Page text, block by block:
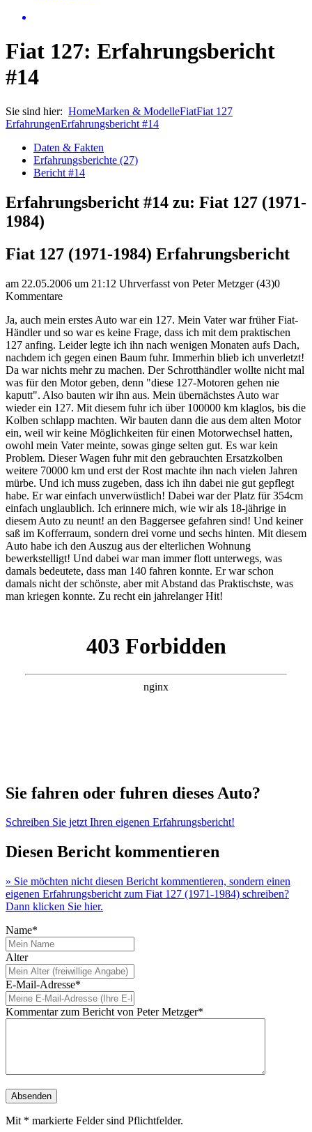
Fiat 127: Erfahrungsbericht
#14
Sie sind hier: HomeMarken & ModelleFiatFiat 127
ErfahrungenErfahrungsbericht #14
Daten & Fakten
Erfahrungsberichte (27)
Bericht #14
Erfahrungsbericht #14 zu: Fiat 127 (1971-
1984)
Fiat 127 (1971-1984) Erfahrungsbericht
am 22.05.2006 um 21:12 Uhrverfasst von Peter Metzger (43)0
Kommentare
Ja, auch mein erstes Auto war ein 127. Mein Vater war früher Fiat-
Händler und so war es keine Frage, dass ich mit dem praktischen
127 anfing. Leider legte ich ihn nach wenigen Monaten aufs Dach,
nachdem ich gegen einen Baum fuhr. Immerhin blieb ich unverletzt!
Da war nichts mehr zu machen. Der Schrotthändler wollte nicht mal
was für den Motor geben, denn "diese 127-Motoren gehen nie
kaputt". Also bauten wir ihn aus. Mein übernächstes Auto war
wieder ein 127. Mit diesem fuhr ich über 100000 km klaglos, bis die
Kolben schlapp machten. Wir bauten dann die aus dem alten Motor
ein, weil wir keine Möglichkeiten für einen Motorwechsel hatten,
owohl mein Vater meinte, sowas ginge selten gut. Es war kein
Problem. Dieser Wagen fuhr mit den gebrauchten Ersatzkolben
weitere 70000 km und erst der Rost machte ihn nach vielen Jahren
mürbe. Und ich muss zugeben, dass ich ihn dabei nie gut gepflegt
habe. Er war einfach unverwüstlich! Dabei war der Platz für 354cm
einfach unglaublich. Ich erinnere mich, wie wir als 18-jährige in
diesem Auto zu neunt! an den Baggersee gefahren sind! Und keiner
saß im Kofferraum, sondern drei vorne und sechs hinten. Mit diesem
Auto habe ich den Auszug aus der elterlichen Wohnung
bewerkstelligt! Und dabei war man immer flott unterwegs, was
damals bedeutete, dass man 140 fahren konnte. Er war schon
damals nicht der schönste, aber mit Abstand das Praktischste, was
man kriegen konnte. Zu recht ein jahrelanger Hit!
Sie fahren oder fuhren dieses Auto?
Schreiben Sie jetzt Ihren eigenen Erfahrungsbericht!
Diesen Bericht kommentieren
» Sie möchten nicht diesen Bericht kommentieren, sondern einen
eigenen Erfahrungsbericht zum Fiat 127 (1971-1984) schreiben?
Dann klicken Sie hier.
Name*
Alter
E-Mail-Adresse*
Kommentar zum Bericht von Peter Metzger*
Mit * markierte Felder sind Pflichtfelder.